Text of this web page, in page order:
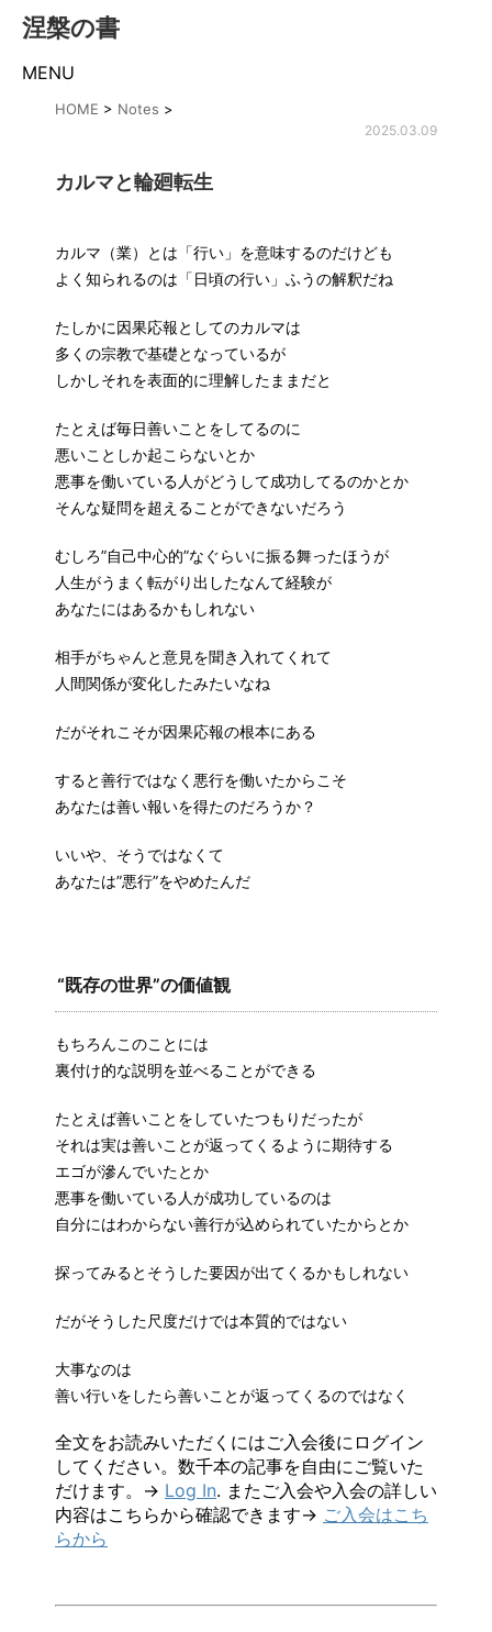
涅槃の書
MENU
HOME > Notes >
2025.03.09
カルマと輪廻転生
カルマ（業）とは「行い」を意味するのだけども
よく知られるのは「日頃の行い」ふうの解釈だね
たしかに因果応報としてのカルマは
多くの宗教で基礎となっているが
しかしそれを表面的に理解したままだと
たとえば毎日善いことをしてるのに
悪いことしか起こらないとか
悪事を働いている人がどうして成功してるのかとか
そんな疑問を超えることができないだろう
むしろ”自己中心的”なぐらいに振る舞ったほうが
人生がうまく転がり出したなんて経験が
あなたにはあるかもしれない
相手がちゃんと意見を聞き入れてくれて
人間関係が変化したみたいなね
だがそれこそが因果応報の根本にある
すると善行ではなく悪行を働いたからこそ
あなたは善い報いを得たのだろうか？
いいや、そうではなくて
あなたは”悪行”をやめたんだ
“既存の世界”の価値観
もちろんこのことには
裏付け的な説明を並べることができる
たとえば善いことをしていたつもりだったが
それは実は善いことが返ってくるように期待する
エゴが滲んでいたとか
悪事を働いている人が成功しているのは
自分にはわからない善行が込められていたからとか
探ってみるとそうした要因が出てくるかもしれない
だがそうした尺度だけでは本質的ではない
大事なのは
善い行いをしたら善いことが返ってくるのではなく
全文をお読みいただくにはご入会後にログイン
してください。数千本の記事を自由にご覧いた
だけます。→ Log In. またご入会や入会の詳しい
内容はこちらから確認できます→ ご入会はこち
らから